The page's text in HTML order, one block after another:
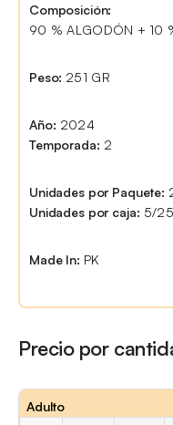
Composición:
90 % ALGODÓN + 10
Peso: 251 GR
Año: 2024
Temporada: 2
Unidades por Paquete:
Unidades por caja: 5/25
Made In: PK
Precio por
Adulto